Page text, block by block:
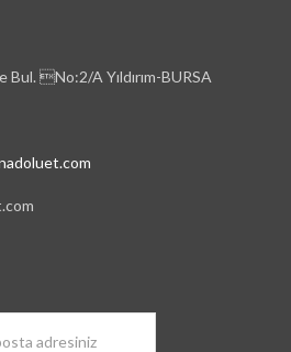
No:2/A Yıldırım-BURSA